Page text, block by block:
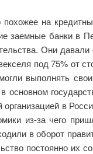
на
заемные банки в
Они
под 75% от
выполнять
основном
организацией в
из-за чего
в оборот
постоянно их